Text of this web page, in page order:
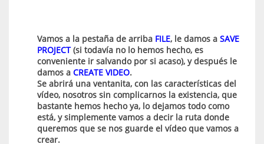
Vamos a la pestaña de arriba FILE, le damos a SAVE
PROJECT(si todavía no lo hemos hecho, es
conveniente ir salvando por si acaso), y después le
damos a CREATE VIDEO.
Se abrirá una ventanita, con las características del
vídeo, nosotros sin complicarnos la existencia, que
bastante hemos hecho ya, lo dejamos todo como
está, y simplemente vamos a decir la ruta donde
queremos que se nos guarde el vídeo que vamos a
crear.